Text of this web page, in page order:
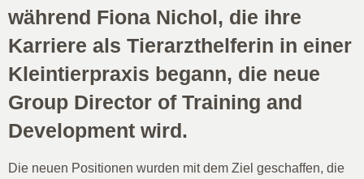
während Fiona Nichol, die ihre
Karriere als Tierarzthelferin in einer
Kleintierpraxis begann, die neue
Group Director of Training and
Development wird.
Die neuen Positionen wurden mit dem Ziel geschaffen, die